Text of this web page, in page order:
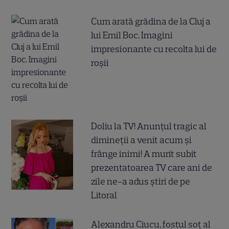
Cum arată grădina de la Cluj a
lui Emil Boc. Imagini
impresionante cu recolta lui de
roșii
Doliu la TV! Anunțul tragic al
dimineții a venit acum și
frânge inimi! A murit subit
prezentatoarea TV care ani de
zile ne-a adus știri de pe
Litoral
Alexandru Ciucu, fostul soț al